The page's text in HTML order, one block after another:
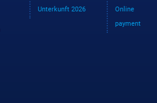
Unterkunft 2026
Online
payment